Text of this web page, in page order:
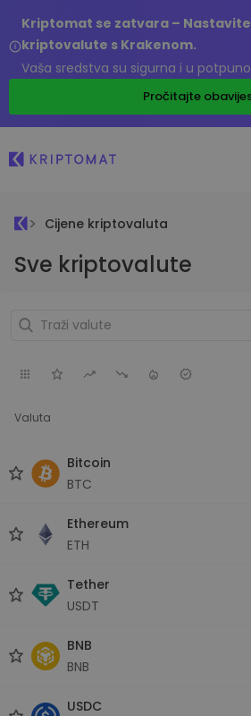
Kriptomat se zatvara –
kriptovalute s Krakenom.
Vaša sredstva su sigurna i u
Pročitajte
Cijene kriptovaluta
Sve kriptovalute
Valuta
Bitcoin
BTC
Ethereum
ETH
Tether
USDT
BNB
BNB
USDC